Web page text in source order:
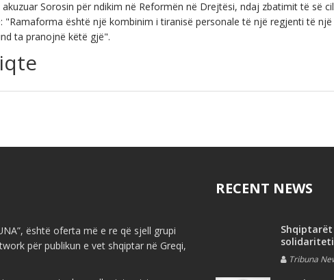
Sorosin për ndikim në Reformën në Drejtësi, ndaj zbatimit të së
është një kombinim i tiranisë personale të një regjenti të
ta pranojnë këtë gjë".
është oferta më e re që sjell grupi
për publikun e vet shqiptar në Greqi,
RECENT NEWS
Shqiptarët
Tribuna